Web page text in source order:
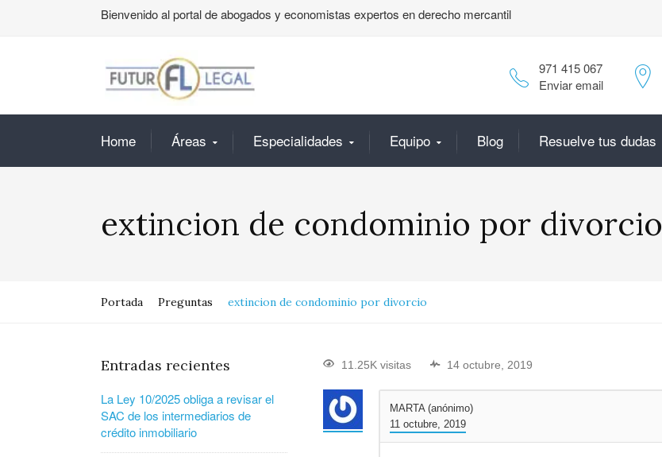
Bienvenido al portal de abogados y economistas expertos en derecho mercantil
971 415 067
Enviar email
Home Áreas Especialidades Equipo Blog Resuelve tus dudas
extincion de condominio por divorcio
Portada Preguntas extincion de condominio por divorcio
11.25K visitas 14 octubre, 2019
MARTA (anónimo)
11 octubre, 2019
Entradas recientes
La Ley 10/2025 obliga a revisar el
SAC de los intermediarios de
crédito inmobiliario